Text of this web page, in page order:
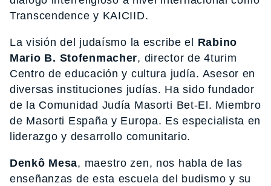
Transcendence y KAICIID.
La visión del judaísmo la escribe el Rabino
Mario B. Stofenmacher, director de 4turim
Centro de educación y cultura judía. Asesor en
diversas instituciones judías. Ha sido fundador
de la Comunidad Judía Masorti Bet-El. Miembro
de Masorti España y Europa. Es especialista en
liderazgo y desarrollo comunitario.
Denkô Mesa, maestro zen, nos habla de las
enseñanzas de esta escuela del budismo y su